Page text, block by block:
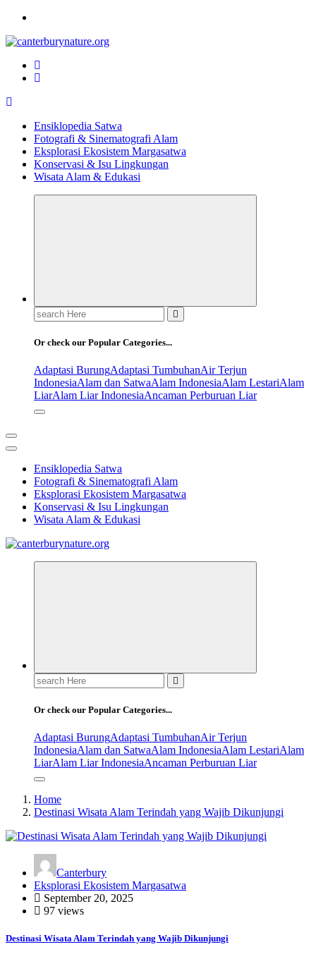
Skip
content
Tur Alam dan Margasatwa Terbaik di Canterbury
Ensiklopedia Satwa
Fotografi & Sinematografi Alam
Eksplorasi Ekosistem Margasatwa
Konservasi & Isu Lingkungan
Wisata Alam & Edukasi
Search
for:
Or check our Popular Categories...
Adaptasi BurungAdaptasi TumbuhanAir Terjun
IndonesiaAlam dan SatwaAlam IndonesiaAlam LestariAlam
LiarAlam Liar IndonesiaAncaman Perburuan Liar
Ensiklopedia Satwa
Fotografi & Sinematografi Alam
Eksplorasi Ekosistem Margasatwa
Konservasi & Isu Lingkungan
Wisata Alam & Edukasi
Tur Alam dan Margasatwa Terbaik di Canterbury
Search
for:
Or check our Popular Categories...
Adaptasi BurungAdaptasi TumbuhanAir Terjun
IndonesiaAlam dan SatwaAlam IndonesiaAlam LestariAlam
LiarAlam Liar IndonesiaAncaman Perburuan Liar
Home
Destinasi Wisata Alam Terindah yang Wajib Dikunjungi
Canterbury
Eksplorasi Ekosistem Margasatwa
September 20, 2025
97 views
Destinasi Wisata Alam Terindah yang Wajib Dikunjungi